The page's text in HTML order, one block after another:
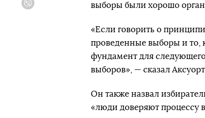
выборы были хорошо
«Если говорить о
проведенные выборы и то,
фундамент для
выборов», — сказал
Он также назвал
«люди доверяют процессу